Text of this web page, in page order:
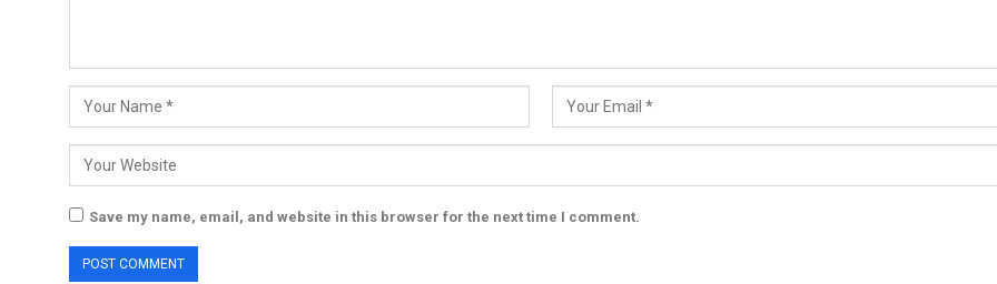
Save my name, email, and website in this browser for the next time I comment.